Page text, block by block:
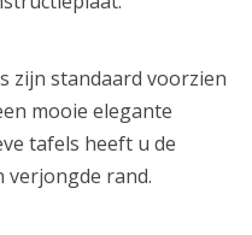
zijn standaard voorzien
mooie elegante
tafels heeft u de
verjongde rand.